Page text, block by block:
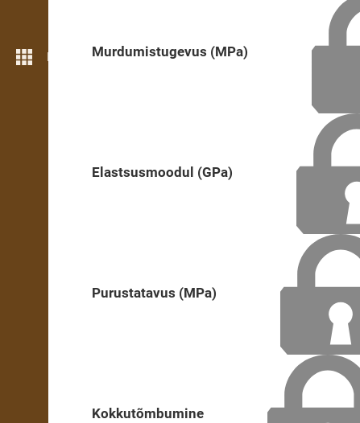
Rohkem funktsioone
Murdumistugevus (MPa)
Elastsusmoodul (GPa)
Purustatavus (MPa)
Kokkutõmbumine